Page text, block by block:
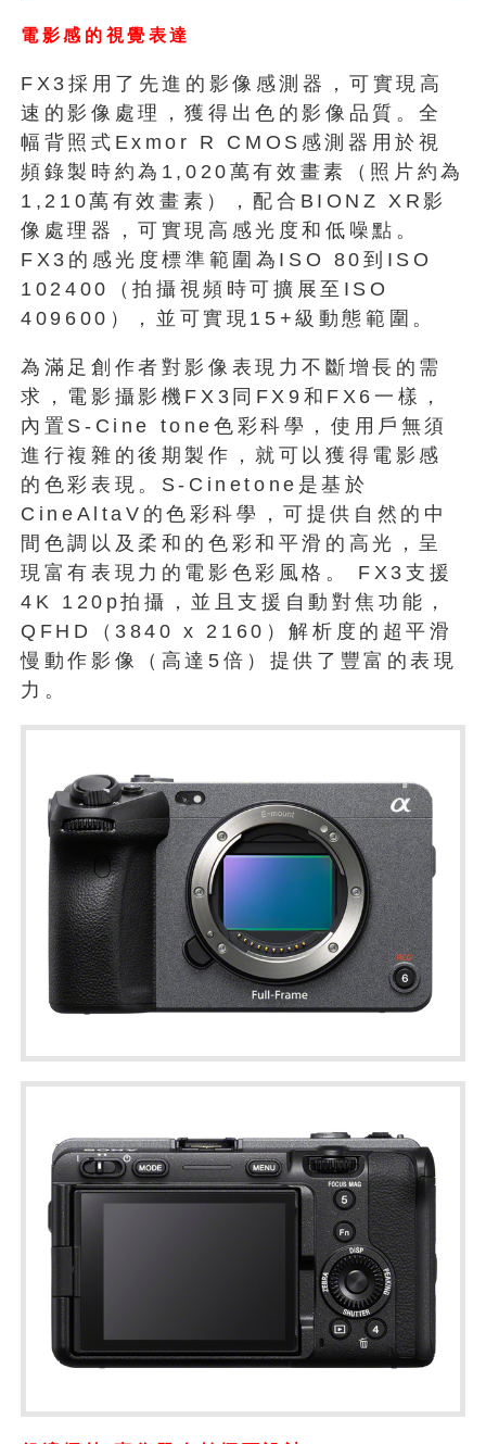
電影感的視覺表達
FX3採用了先進的影像感測器，可實現高
速的影像處理，獲得出色的影像品質。全
幅背照式Exmor R CMOS感測器用於視
頻錄製時約為1,020萬有效畫素（照片約為
1,210萬有效畫素），配合BIONZ XR影
像處理器，可實現高感光度和低噪點。
FX3的感光度標準範圍為ISO 80到ISO
102400（拍攝視頻時可擴展至ISO
409600），並可實現15+級動態範圍。
為滿足創作者對影像表現力不斷增長的需
求，電影攝影機FX3同FX9和FX6一樣，
內置S-Cine tone色彩科學，使用戶無須
進行複雜的後期製作，就可以獲得電影感
的色彩表現。S-Cinetone是基於
CineAltaV的色彩科學，可提供自然的中
間色調以及柔和的色彩和平滑的高光，呈
現富有表現力的電影色彩風格。 FX3支援
4K 120p拍攝，並且支援自動對焦功能，
QFHD（3840 x 2160）解析度的超平滑
慢動作影像（高達5倍）提供了豐富的表現
力。